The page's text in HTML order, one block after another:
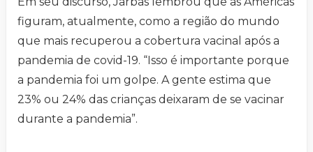
figuram, atualmente, como a região do mundo
que mais recuperou a cobertura vacinal após a
pandemia de covid-19. “Isso é importante porque
a pandemia foi um golpe. A gente estima que
23% ou 24% das crianças deixaram de se vacinar
durante a pandemia”.